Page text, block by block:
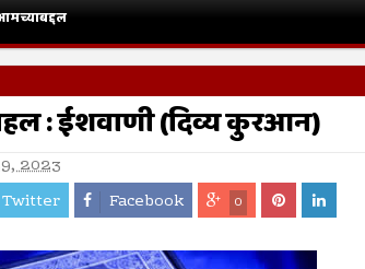
: ईशवाणी (दिव्य कुरआन)
2023
Twitter Facebook 0